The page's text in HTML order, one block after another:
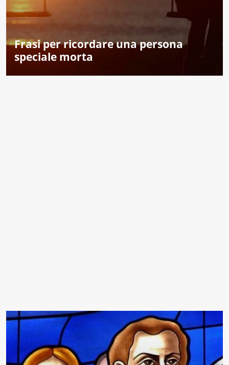
Frasi per ricordare una persona
speciale morta